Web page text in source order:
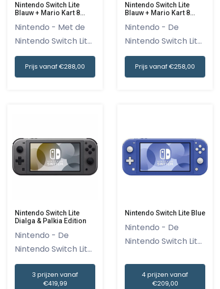
Nintendo Switch Lite
Blauw + Mario Kart 8
Beschermtas
Nintendo - Met de
Nintendo Switch Lite
Blau...
Prijs vanaf €288,00
Nintendo Switch Lite
Blauw + Mario Kart 8
Nintendo - De
Nintendo Switch Lite
Blauw +...
Prijs vanaf €258,00
Nintendo Switch Lite
Dialga & Palkia Edition
Nintendo - De
Nintendo Switch Lite
Dialga &...
3 prijzen vanaf
€419,99
Nintendo Switch Lite Blue
Nintendo - De
Nintendo Switch Lite
4 prijzen vanaf
€209,00